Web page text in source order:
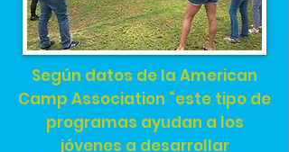
Según datos de la American
Camp Association “este tipo de
programas ayudan a los
jóvenes a desarrollar